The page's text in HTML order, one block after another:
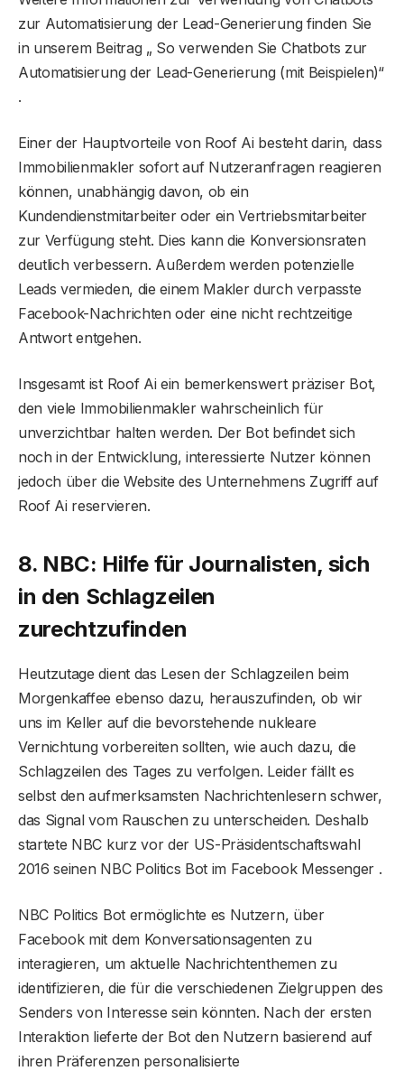
zur Automatisierung der Lead-Generierung finden Sie
in unserem Beitrag „ So verwenden Sie Chatbots zur
Automatisierung der Lead-Generierung (mit Beispielen)“
.
Einer der Hauptvorteile von Roof Ai besteht darin, dass
Immobilienmakler sofort auf Nutzeranfragen reagieren
können, unabhängig davon, ob ein
Kundendienstmitarbeiter oder ein Vertriebsmitarbeiter
zur Verfügung steht. Dies kann die Konversionsraten
deutlich verbessern. Außerdem werden potenzielle
Leads vermieden, die einem Makler durch verpasste
Facebook-Nachrichten oder eine nicht rechtzeitige
Antwort entgehen.
Insgesamt ist Roof Ai ein bemerkenswert präziser Bot,
den viele Immobilienmakler wahrscheinlich für
unverzichtbar halten werden. Der Bot befindet sich
noch in der Entwicklung, interessierte Nutzer können
jedoch über die Website des Unternehmens Zugriff auf
Roof Ai reservieren.
8. NBC: Hilfe für Journalisten, sich
in den Schlagzeilen
zurechtzufinden
Heutzutage dient das Lesen der Schlagzeilen beim
Morgenkaffee ebenso dazu, herauszufinden, ob wir
uns im Keller auf die bevorstehende nukleare
Vernichtung vorbereiten sollten, wie auch dazu, die
Schlagzeilen des Tages zu verfolgen. Leider fällt es
selbst den aufmerksamsten Nachrichtenlesern schwer,
das Signal vom Rauschen zu unterscheiden. Deshalb
startete NBC kurz vor der US-Präsidentschaftswahl
2016 seinen NBC Politics Bot im Facebook Messenger .
NBC Politics Bot ermöglichte es Nutzern, über
Facebook mit dem Konversationsagenten zu
interagieren, um aktuelle Nachrichtenthemen zu
identifizieren, die für die verschiedenen Zielgruppen des
Senders von Interesse sein könnten. Nach der ersten
Interaktion lieferte der Bot den Nutzern basierend auf
ihren Präferenzen personalisierte